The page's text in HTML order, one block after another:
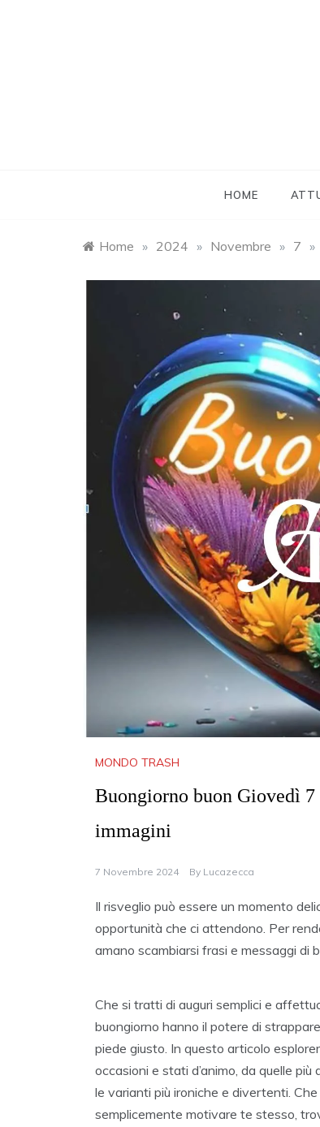
HOME
Home » 2024 » Novembre » 7 »
MONDO TRASH
Buongiorno buon Giovedì
immagini
7 Novembre 2024 By Lucazecca
Il risveglio può essere un momento
opportunità che ci attendono. Per
amano scambiarsi frasi e messaggi di
Che si tratti di auguri semplici e
buongiorno hanno il potere di
piede giusto. In questo articolo
occasioni e stati d’animo, da quelle
le varianti più ironiche e divertenti.
semplicemente motivare te stesso,